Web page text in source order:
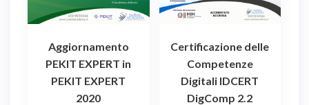
Aggiornamento
PEKIT EXPERT in
PEKIT EXPERT
2020
opzioni
possono
essere
scelte
Certificazione delle
Competenze
Digitali IDCERT
DigComp 2.2